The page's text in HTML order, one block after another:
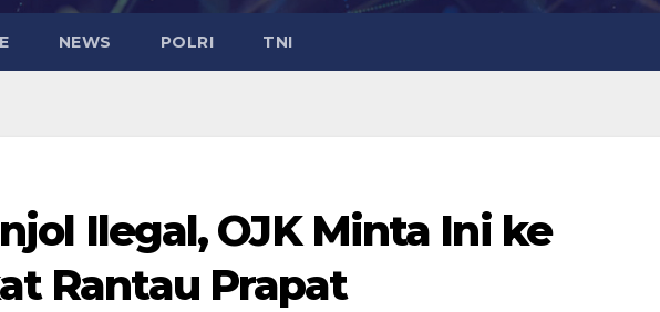
NEWS POLRI TNI
Ilegal, OJK Minta Ini ke
Rantau Prapat